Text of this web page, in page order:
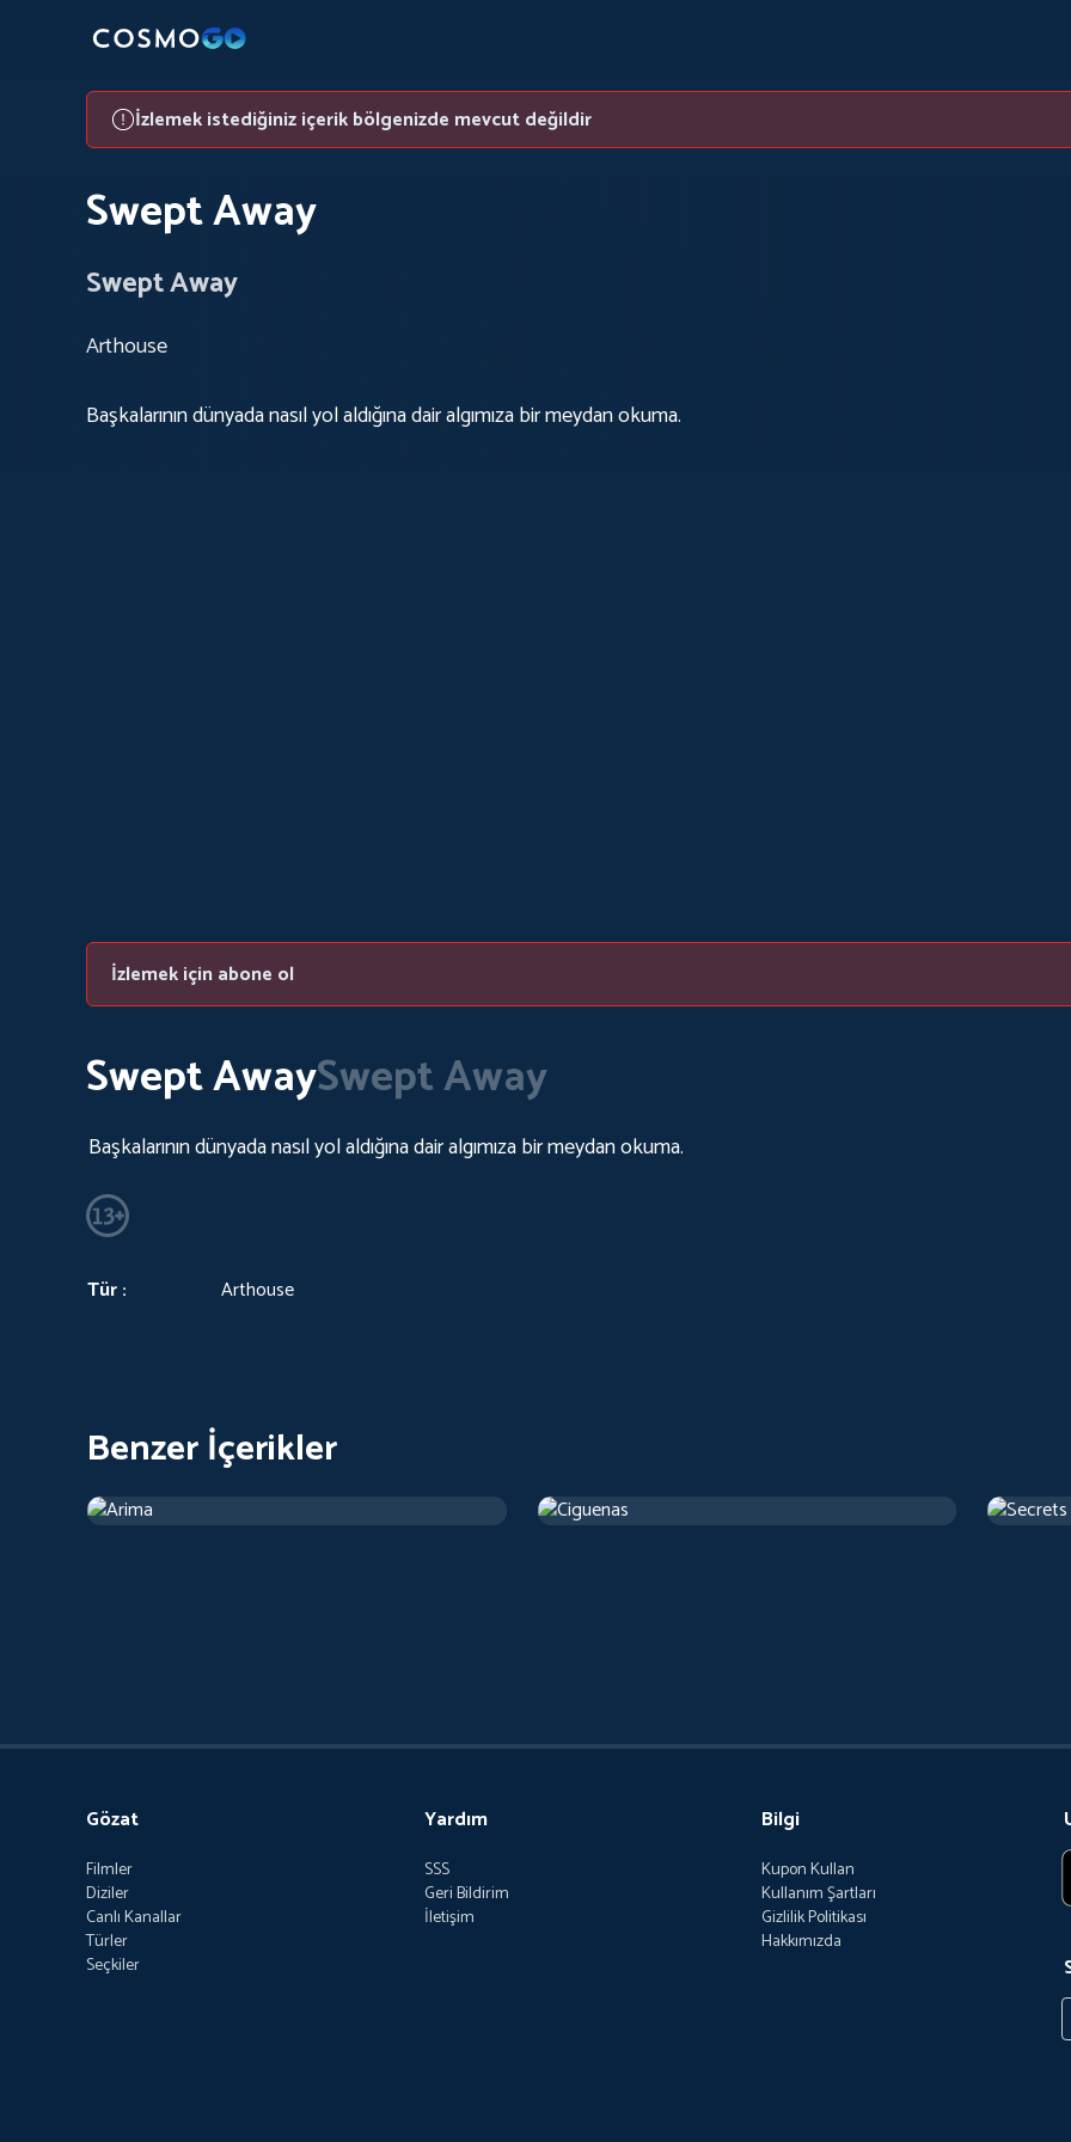
İzlemek istediğiniz içerik bölgenizde mevcut değildir
Swept Away
Swept Away
Arthouse
Başkalarının dünyada nasıl yol aldığına dair algımıza bir meydan okuma.
İzlemek için abone ol
Swept AwaySwept Away
Başkalarının dünyada nasıl yol aldığına dair algımıza bir meydan okuma.
Tür : Arthouse
Benzer İçerikler
2019Arthouse 2017Arthouse 1973
Gözat
Filmler
Diziler
Canlı Kanallar
Türler
Seçkiler
Yardım
SSS
Geri Bildirim
İletişim
Bilgi
Kupon Kullan
Kullanım Şartları
Gizlilik Politikası
Hakkımızda